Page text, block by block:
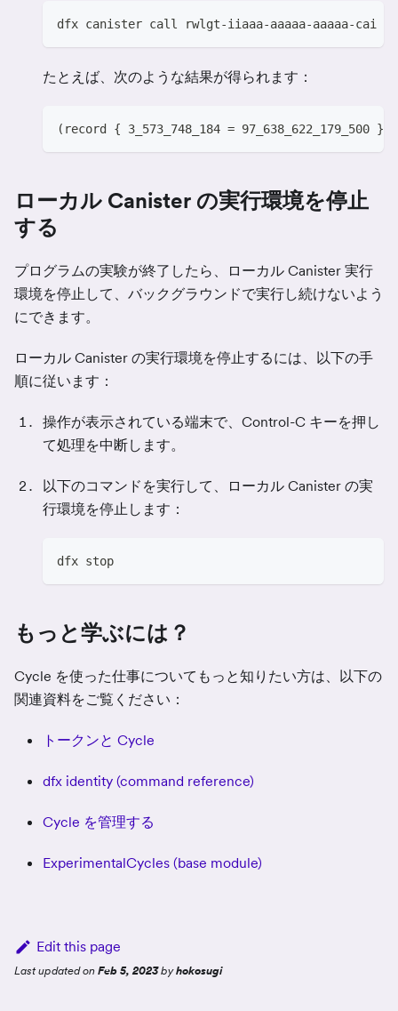
dfx canister call rwlgt-iiaaa-aaaaa-aaaaa-cai
たとえば、次のような結果が得られます：
(record { 3_573_748_184 = 97_638_622_179_500 })
ローカル Canister の実行環境を停止
する
プログラムの実験が終了したら、ローカル Canister 実行
環境を停止して、バックグラウンドで実行し続けないよう
にできます。
ローカル Canister の実行環境を停止するには、以下の手
順に従います：
操作が表示されている端末で、Control-C キーを押し
て処理を中断します。
以下のコマンドを実行して、ローカル Canister の実
行環境を停止します：
dfx stop
もっと学ぶには？
Cycle を使った仕事についてもっと知りたい方は、以下の
関連資料をご覧ください：
トークンと Cycle
dfx identity (command reference)
Cycle を管理する
ExperimentalCycles (base module)
Edit this page
Last updatedonFeb 5, 2023byhokosugi